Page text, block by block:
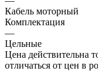
Кабель моторный
Комплектация
—
Цельные
Цена действительна
отличаться от цен в